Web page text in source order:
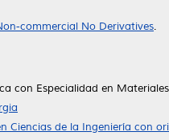
commercial No Derivatives.
con Especialidad en Materiales
Ciencias de la Ingeniería con